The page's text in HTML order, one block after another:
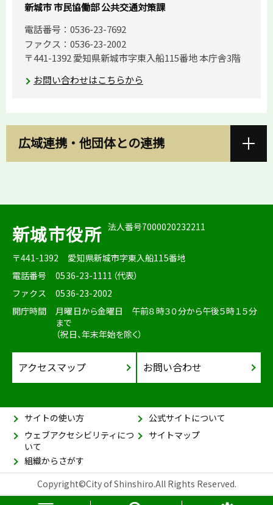
新城市 市民協働部 公共交通対策課
電話番号：0536-23-7692
ファクス：0536-23-2002
〒441-1392 愛知県新城市字東入船115番地 本庁舎3階
お問い合わせはこちらから
広域連携・他団体との連携
新城市役所 法人番号7000020232211
〒441-1392
愛知県新城市字東入船115番地
電話番号
0536-23-1111（代表）
ファクス
0536-23-2002
開庁時間
月曜日から金曜日 午前８時３０分から午後５時１５分
まで
（祝日、年末年始を除く）
アクセスマップ お問い合わせ
サイトの使い方
公式サイトについて
ウェブアクセシビリティにつ
いて
サイトマップ
組織からさがす
Copyright©City of Shinshiro.All Rights Reserved.